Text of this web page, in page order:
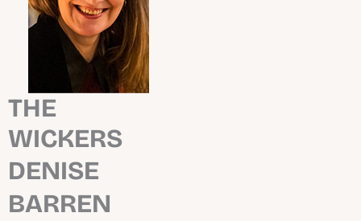
THE
WICKERS
DENISE
BARREN